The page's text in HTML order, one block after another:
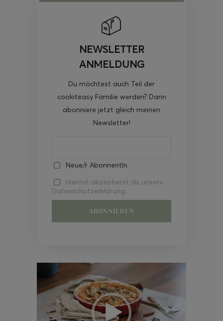
NEWSLETTER
ANMELDUNG
Du möchtest auch Teil der
cookiteasy Familie werden? Dann
abonniere jetzt gleich meinen
Newsletter!
Neue/r AbonnentIn
Hiermit akzeptierst du unsere
Datenschutzerklärung.
Video-